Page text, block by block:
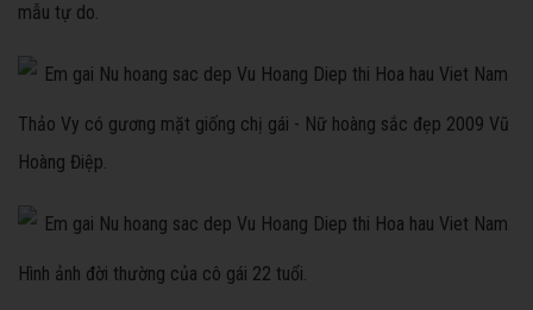
mẫu tự do.
Thảo Vy có gương mặt giống chị gái - Nữ hoàng sắc đẹp 2009 Vũ
Hoàng Điệp.
Hình ảnh đời thường của cô gái 22 tuổi.